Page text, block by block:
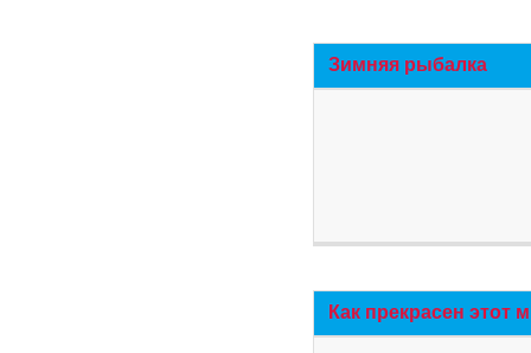
Зимняя рыбалка
Как прекрасен этот